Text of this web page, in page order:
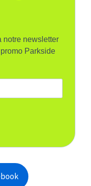
notre newsletter
Parkside